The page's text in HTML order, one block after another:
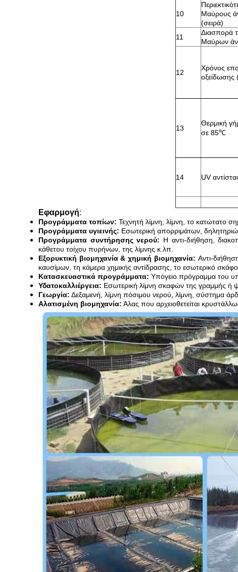
10
Μαύρους
(σειρά)
11
Διασπορά
Μαύρων
12
Χρόνος
οξείδωσης
13
Θερμική
σε 85℃
14 UV
Εφαρμογή:
Προγράμματα τοπίων: Τεχνητή λίμνη, λίμνη, το κατώτατο
Προγράμματα υγιεινής: Εσωτερική απορριμάτων,
Προγράμματα συντήρησης νερού: Η αντι-διήθηση,
κάθετου τοίχου πυρήνων, της λίμνης κ.λπ.
Εξορυκτική βιομηχανία & χημική βιομηχανία: Αντι-
καυσίμων, τη κάμερα χημικής αντίδρασης, το εσωτερικό
Κατασκευαστικά προγράμματα: Υπόγειο πρόγραμμα του
Υδατοκαλλιέργεια: Εσωτερική λίμνη σκαφών της γραμμής ή
Γεωργία: Δεξαμενή, λίμνη πόσιμου νερού, λίμνη, σύστημα
Αλατισμένη βιομηχανία: Άλας που αρχειοθετείται